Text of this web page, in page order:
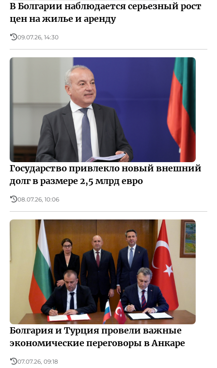
В Болгарии наблюдается серьезный рост
цен на жилье и аренду
09.07.26, 14:30
Государство привлекло новый внешний
долг в размере 2,5 млрд евро
08.07.26, 10:06
Болгария и Турция провели важные
экономические переговоры в Анкаре
07.07.26, 09:18